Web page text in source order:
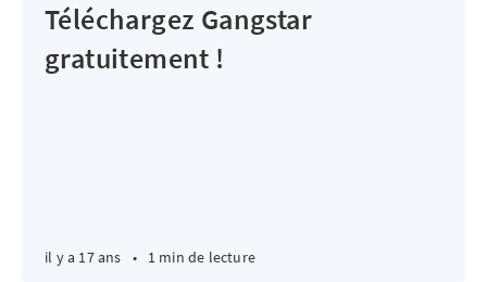
Téléchargez Gangstar
gratuitement !
il y a 17 ans • 1 min de lecture